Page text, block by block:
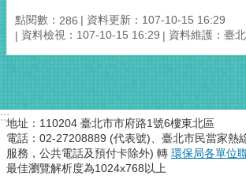
點閱數： 286
資料更新：107-10-15 16:29
資料檢視：107-10-15 16:29
資料維護：臺
:::地址：110204 臺北市市府路1號6樓東北區
電話：02-27208889 (代表號)、臺北市民當家熱
服務，公共電話及預付卡除外) 轉 環保局各單位
最佳瀏覽解析度為1024x768以上